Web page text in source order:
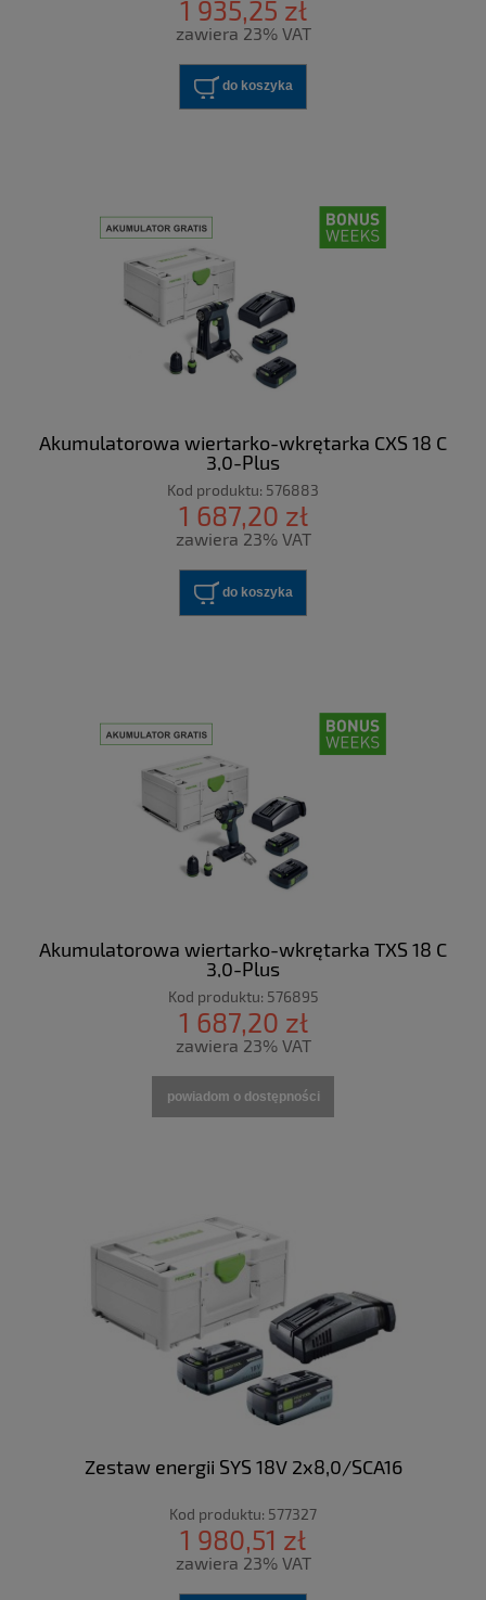
1 935,25 zł
zawiera 23% VAT
do koszyka
Akumulatorowa wiertarko-wkrętarka CXS 18 C
3,0-Plus
Kod produktu: 576883
1 687,20 zł
zawiera 23% VAT
do koszyka
Akumulatorowa wiertarko-wkrętarka TXS 18 C
3,0-Plus
Kod produktu: 576895
1 687,20 zł
zawiera 23% VAT
powiadom o dostępności
Zestaw energii SYS 18V 2x8,0/SCA16
Kod produktu: 577327
1 980,51 zł
zawiera 23% VAT